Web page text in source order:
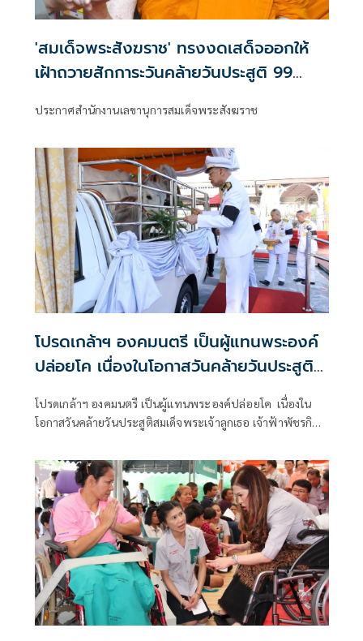
'สมเด็จพระสังฆราช' ทรงงดเสด็จออกให้
เฝ้าถวายสักการะวันคล้ายวันประสูติ 99
ประกาศสำนักงานเลขานุการสมเด็จพระสังฆราช
โปรดเกล้าฯ องคมนตรี เป็นผู้แทนพระองค์
ปล่อยโค เนื่องในโอกาสวันคล้ายวันประสูติ
โปรดเกล้าฯ องคมนตรี เป็นผู้แทนพระองค์ปล่อยโค เนื่องใน
โอกาสวันคล้ายวันประสูติสมเด็จพระเจ้าลูกเธอ เจ้าฟ้าพัชรกิติ
ราชธิดา